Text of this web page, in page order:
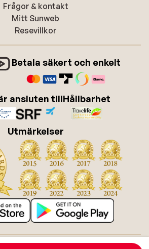
Frågor & kontakt
Mitt Sunweb
Resevillkor
Betala säkert och enkelt
ansluten tillHållbarhet
Utmärkelser